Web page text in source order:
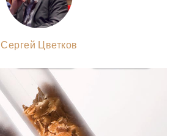
Сергей Цветков